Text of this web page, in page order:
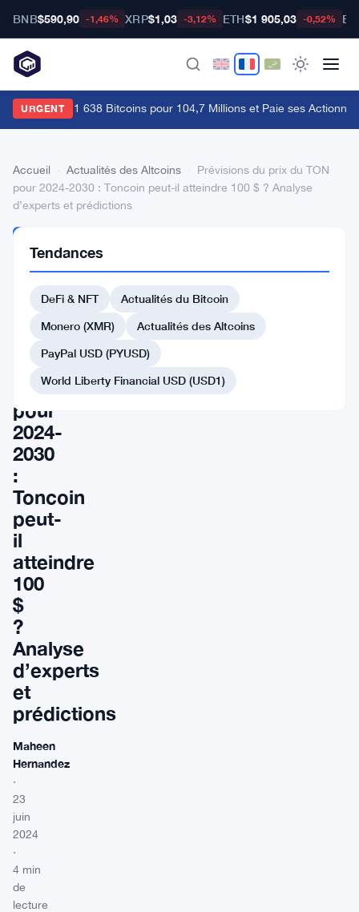
BNB$590,90 -1,46% XRP$1,03 -3,12% ETH$1 905,03 -0,52%
URGENT
Vend 1 638 Bitcoins pour 104,7 Millions et Paie ses
Accueil Actualités des Altcoins
Prévisions du prix du TON
pour 2024-2030 : Toncoin peut-il atteindre 100 $ ? Analyse
d’experts et prédictions
DES
ALTCOINS
Prévisions
prix
TON
pour
2024-
2030
:
Toncoin
peut-
il
atteindre
100
$
?
Analyse
d’experts
et
prédictions
Maheen
Hernandez
·
23
juin
2024
·
4 min
de
lecture
Tendances
DeFi & NFT
Actualités du Bitcoin
Monero (XMR)
Actualités des Altcoins
PayPal USD (PYUSD)
World Liberty Financial USD (USD1)